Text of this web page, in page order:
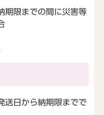
期限までの間に災害等
送日から納期限までで